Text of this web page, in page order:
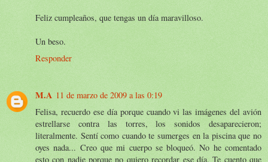
Feliz cumpleaños, que tengas un día maravilloso.
Un beso.
Responder
M.A 11 de marzo de 2009 a las 0:19
Felisa, recuerdo ese día porque cuando vi las imágenes del avión
estrellarse contra las torres, los sonidos desaparecieron;
literalmente. Sentí como cuando te sumerges en la piscina que no
oyes nada... Creo que mi cuerpo se bloqueó. No he comentado
esto con nadie porque no quiero recordar ese día. Te cuento que